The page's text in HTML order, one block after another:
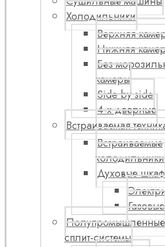
Холодильники
Верхняя
Нижняя
Без
камеры
Side by side
4-х дверные
Встраиваемая
Встраиваемые
холодильники
Духовые
Газовые
Полупромышленные
сплит-системы